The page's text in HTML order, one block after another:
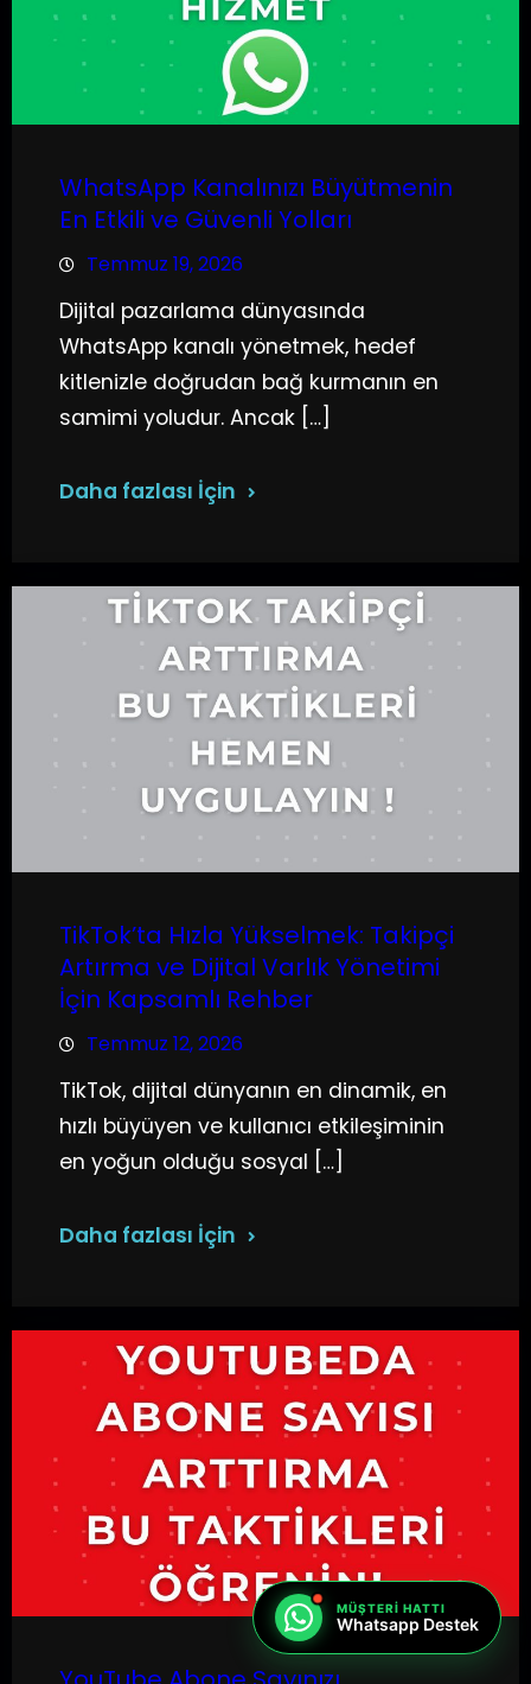
WhatsApp Kanalınızı Büyütmenin
En Etkili ve Güvenli Yolları
Temmuz 19, 2026
Dijital pazarlama dünyasında
WhatsApp kanalı yönetmek, hedef
kitlenizle doğrudan bağ kurmanın en
samimi yoludur. Ancak […]
Daha fazlası İçin
TikTok’ta Hızla Yükselmek: Takipçi
Artırma ve Dijital Varlık Yönetimi
İçin Kapsamlı Rehber
Temmuz 12, 2026
TikTok, dijital dünyanın en dinamik, en
hızlı büyüyen ve kullanıcı etkileşiminin
en yoğun olduğu sosyal […]
Daha fazlası İçin
MÜŞTERI HATTI
Whatsapp Destek